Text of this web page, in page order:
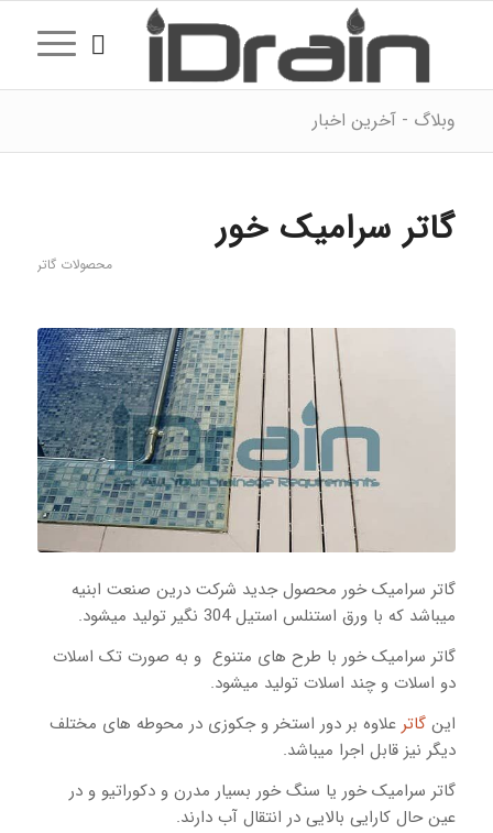
وبلاگ - آخرین اخبار
گاتر سرامیک خور
محصولات گاتر
گاتر سرامیک خور محصول جدید شرکت درین صنعت ابنیه
میباشد که با ورق استنلس استیل 304 نگیر تولید میشود.
گاتر سرامیک خور با طرح های متنوع و به صورت تک اسلات
دو اسلات و چند اسلات تولید میشود.
این گاترعلاوه بر دور استخر و جکوزی در محوطه های مختلف
دیگر نیز قابل اجرا میباشد.
گاتر سرامیک خور یا سنگ خور بسیار مدرن و دکوراتیو و در
عین حال کارایی بالایی در انتقال آب دارند.